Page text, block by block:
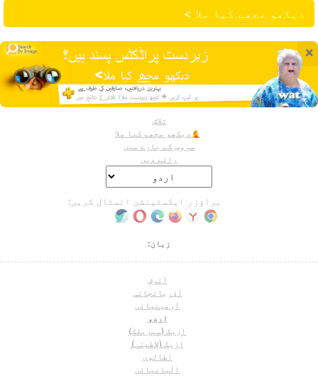
دیکھو مجھے کیا ملا >
×
تلاش
دیکھو مجھے کیا ملا
سروس کے بارے میں
رائے دیں
براؤزر ایکسٹینشن انسٹال کریں:
زبان:
آئرش
آذربائجانی
آرمینیائی
اردو
ازبک (سیریلک)
ازبک (لاطینی)
اطالوی
البانیائی